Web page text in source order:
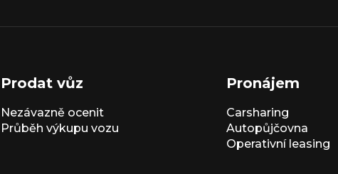
Prodat vůz
Nezávazně ocenit
Průběh výkupu vozu
Pronájem
Carsharing
Autopůjčovna
Operativní leasing